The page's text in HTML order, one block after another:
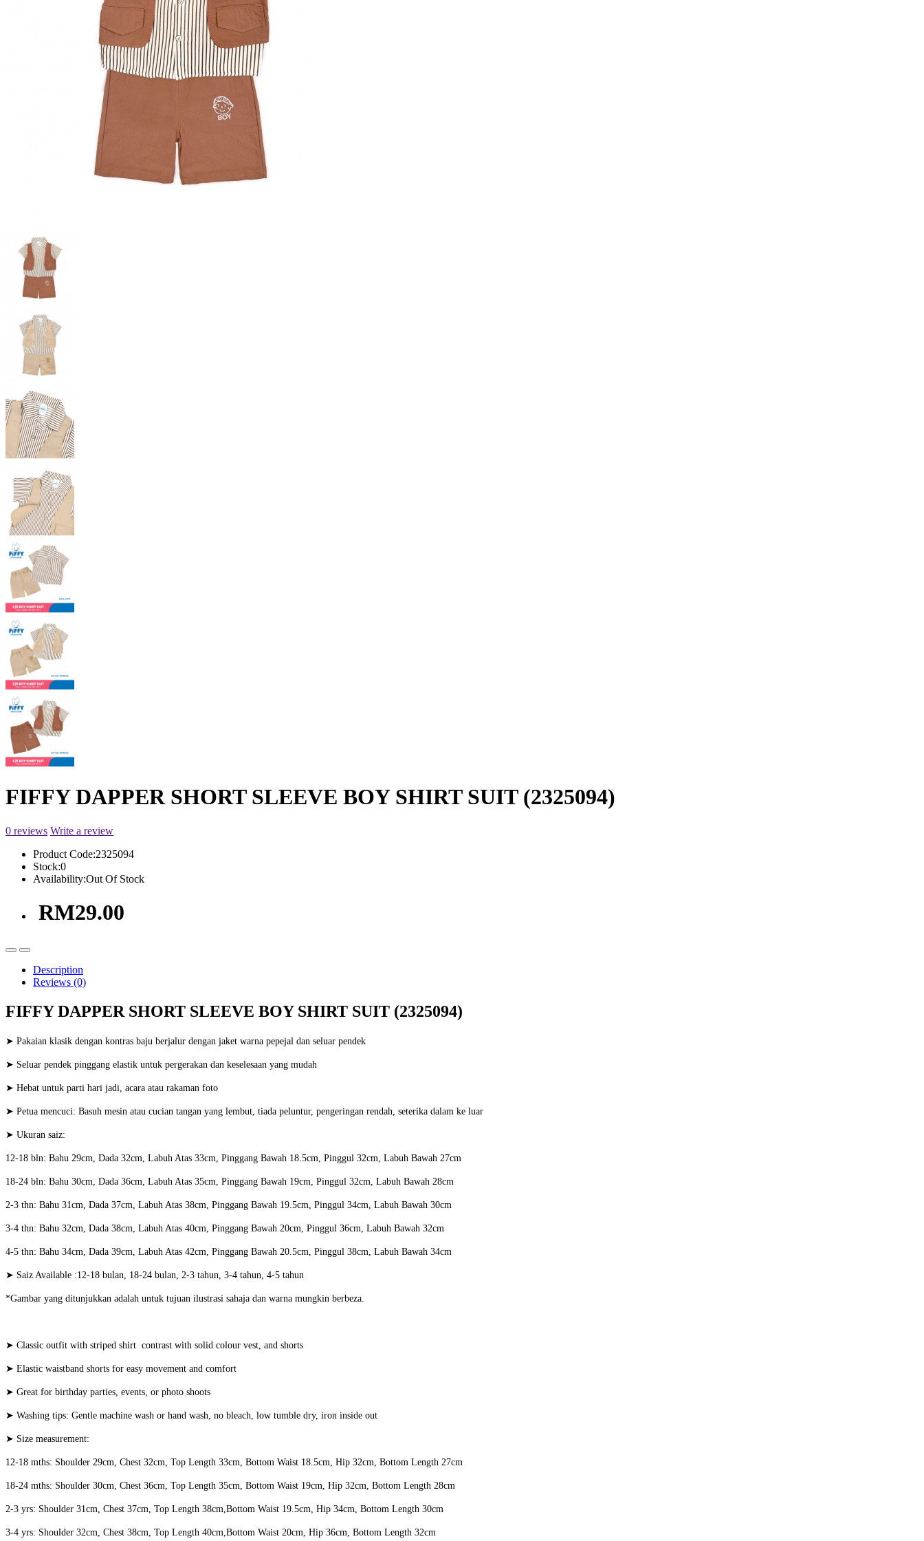
FIFFY DAPPER SHORT SLEEVE BOY SHIRT SUIT (2325094)
0 reviews Write a review
Product Code:2325094
Stock:0
Availability:Out Of Stock
RM29.00
Description
Reviews (0)
FIFFY DAPPER SHORT SLEEVE BOY SHIRT SUIT (2325094)
➤ Pakaian klasik dengan kontras baju berjalur dengan jaket warna pepejal dan seluar pendek
➤ Seluar pendek pinggang elastik untuk pergerakan dan keselesaan yang mudah
➤ Hebat untuk parti hari jadi, acara atau rakaman foto
➤ Petua mencuci: Basuh mesin atau cucian tangan yang lembut, tiada peluntur, pengeringan rendah, seterika dalam ke luar
➤ Ukuran saiz:
12-18 bln: Bahu 29cm, Dada 32cm, Labuh Atas 33cm, Pinggang Bawah 18.5cm, Pinggul 32cm, Labuh Bawah 27cm
18-24 bln: Bahu 30cm, Dada 36cm, Labuh Atas 35cm, Pinggang Bawah 19cm, Pinggul 32cm, Labuh Bawah 28cm
2-3 thn: Bahu 31cm, Dada 37cm, Labuh Atas 38cm, Pinggang Bawah 19.5cm, Pinggul 34cm, Labuh Bawah 30cm
3-4 thn: Bahu 32cm, Dada 38cm, Labuh Atas 40cm, Pinggang Bawah 20cm, Pinggul 36cm, Labuh Bawah 32cm
4-5 thn: Bahu 34cm, Dada 39cm, Labuh Atas 42cm, Pinggang Bawah 20.5cm, Pinggul 38cm, Labuh Bawah 34cm
➤ Saiz Available :12-18 bulan, 18-24 bulan, 2-3 tahun, 3-4 tahun, 4-5 tahun
*Gambar yang ditunjukkan adalah untuk tujuan ilustrasi sahaja dan warna mungkin berbeza.
➤ Classic outfit with striped shirt contrast with solid colour vest, and shorts
➤ Elastic waistband shorts for easy movement and comfort
➤ Great for birthday parties, events, or photo shoots
➤ Washing tips: Gentle machine wash or hand wash, no bleach, low tumble dry, iron inside out
➤ Size measurement:
12-18 mths: Shoulder 29cm, Chest 32cm, Top Length 33cm, Bottom Waist 18.5cm, Hip 32cm, Bottom Length 27cm
18-24 mths: Shoulder 30cm, Chest 36cm, Top Length 35cm, Bottom Waist 19cm, Hip 32cm, Bottom Length 28cm
2-3 yrs: Shoulder 31cm, Chest 37cm, Top Length 38cm,Bottom Waist 19.5cm, Hip 34cm, Bottom Length 30cm
3-4 yrs: Shoulder 32cm, Chest 38cm, Top Length 40cm,Bottom Waist 20cm, Hip 36cm, Bottom Length 32cm